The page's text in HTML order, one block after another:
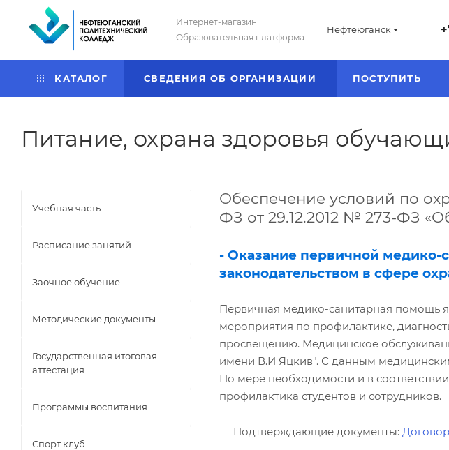
Интернет-магазин
Образовательная платформа
Нефтеюганск
КАТАЛОГ СВЕДЕНИЯ ОБ ОРГАНИЗАЦИИ ПОСТУПИТЬ
Питание, охрана здоровья
Обеспечение условий по
ФЗ от 29.12.2012 № 273-ФЗ
- Оказание первичной медико-
законодательством в сфере
Первичная медико-санитарная помощь
мероприятия по профилактике,
просвещению. Медицинское
имени В.И Яцкив". С данным
По мере необходимости и в
профилактика студентов и сотрудников.
Подтверждающие документы:
Учебная часть
Расписание занятий
Заочное обучение
Методические документы
Государственная итоговая
аттестация
Программы воспитания
Спорт клуб